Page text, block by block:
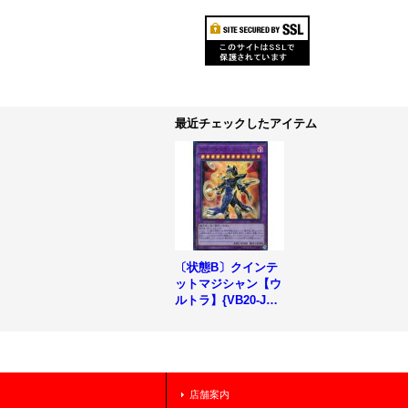
最近チェックしたアイテム
〔状態B〕クインテ
ットマジシャン【ウ
ルトラ】{VB20-JP0
店舗案内